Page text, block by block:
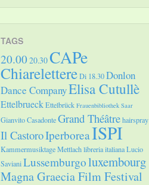
TAGS
20.00 20.30CAPe
ChiarelettereDi 18.30Donlon
Dance CompanyElisa Cutullè
EttelbrueckEttelbrück Frauenbibliothek Saar
Gianvito CasadonteGrand Théâtrehairspray
Il CastoroIperboreaISPI
Kammermusiktage Mettlachlibreria italianaLucio
SavianiLussemburgoluxembourg
Magna Graecia Film Festival